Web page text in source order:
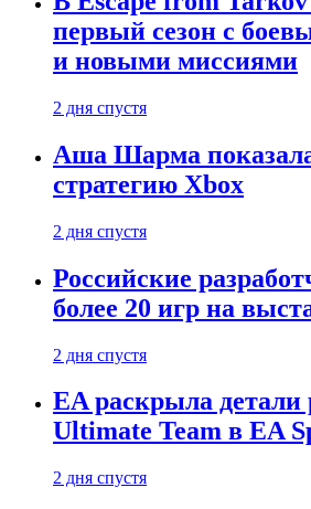
первый сезон с
и новыми миссиями
2 дня спустя
Аша Шарма
стратегию Xbox
2 дня спустя
Российские
более 20 игр на
2 дня спустя
EA раскрыла
Ultimate Team в EA
2 дня спустя